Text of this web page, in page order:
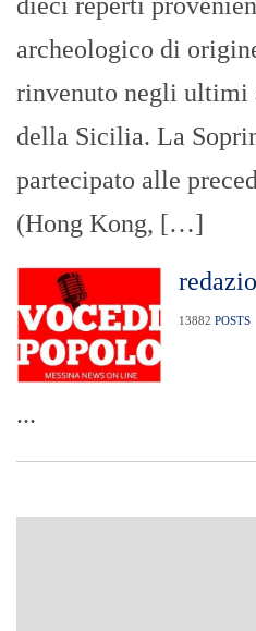
dieci reperti
archeologico di
rinvenuto negli ultimi
della Sicilia. La
partecipato alle
(Hong Kong, […]
13882 POSTS
...